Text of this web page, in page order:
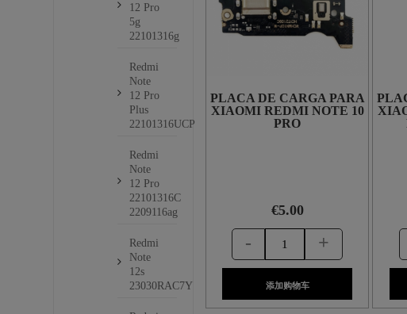
12 Pro
5g
22101316g
Redmi
Note
12 Pro
Plus
22101316UCP
Redmi
Note
12 Pro
22101316C
2209116ag
Redmi
Note
12s
23030RAC7Y
PLACA DE CARGA PARA
XIAOMI REDMI NOTE 10
PRO
€5.00
- +
添加购物车